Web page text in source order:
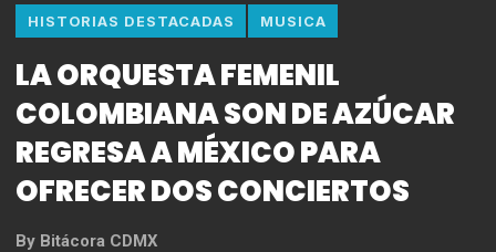
HISTORIAS DESTACADAS MUSICA
LA ORQUESTA FEMENIL
COLOMBIANA SON DE AZÚCAR
REGRESA A MÉXICO PARA
OFRECER DOS CONCIERTOS
By Bitácora CDMX